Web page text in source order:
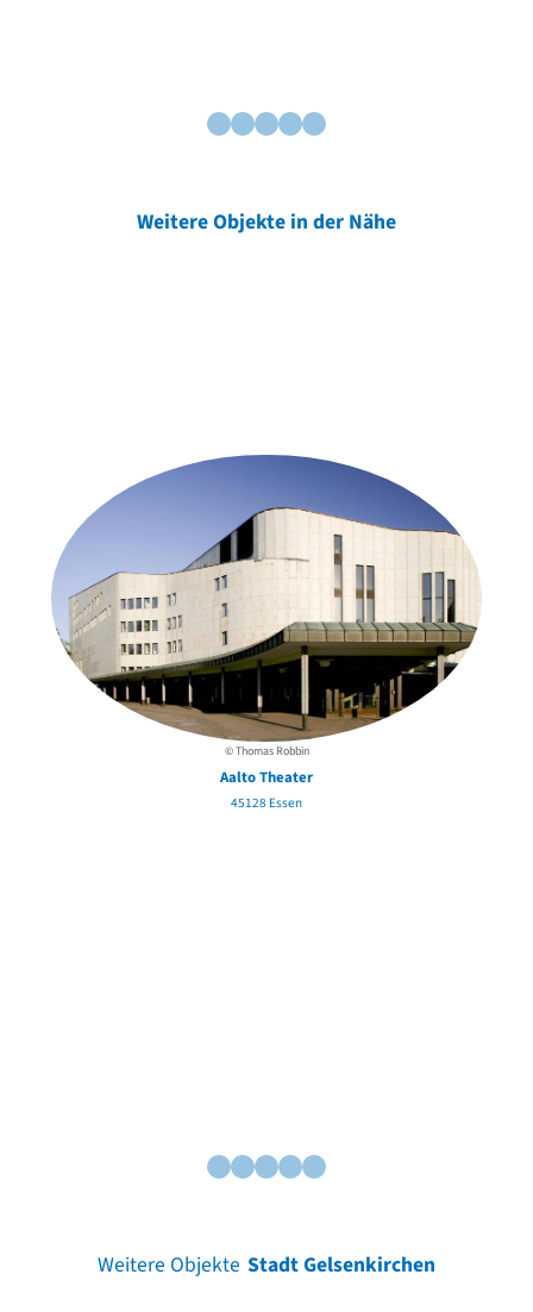
Weitere Objekte in der Nähe
© Thomas Robbin
Aalto Theater
45128 Essen
Weitere Objekte Stadt Gelsenkirchen